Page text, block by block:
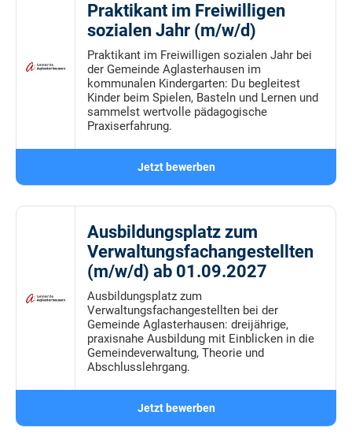
Praktikant im Freiwilligen
sozialen Jahr (m/w/d)
Praktikant im Freiwilligen sozialen Jahr bei
der Gemeinde Aglasterhausen im
kommunalen Kindergarten: Du begleitest
Kinder beim Spielen, Basteln und Lernen und
sammelst wertvolle pädagogische
Praxiserfahrung.
Jetzt bewerben
Ausbildungsplatz zum
Verwaltungsfachangestellten
(m/w/d) ab 01.09.2027
Ausbildungsplatz zum
Verwaltungsfachangestellten bei der
Gemeinde Aglasterhausen: dreijährige,
praxisnahe Ausbildung mit Einblicken in die
Gemeindeverwaltung, Theorie und
Abschlusslehrgang.
Jetzt bewerben